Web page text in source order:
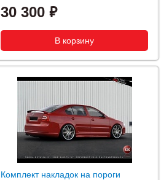
30 300
Комплект накладок на пороги